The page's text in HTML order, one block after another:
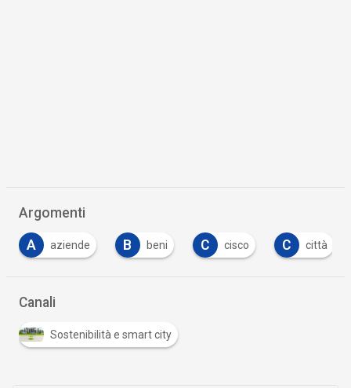
Argomenti
B beni cisco C città comuni
Canali
Sostenibilità e smart city